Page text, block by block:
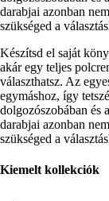
darabjai azonban
szükséged a
Készítsd el saját
akár egy teljes
választhatsz. Az
egymáshoz, így
dolgozószobában és
darabjai azonban
szükséged a
Kiemelt kollekciók